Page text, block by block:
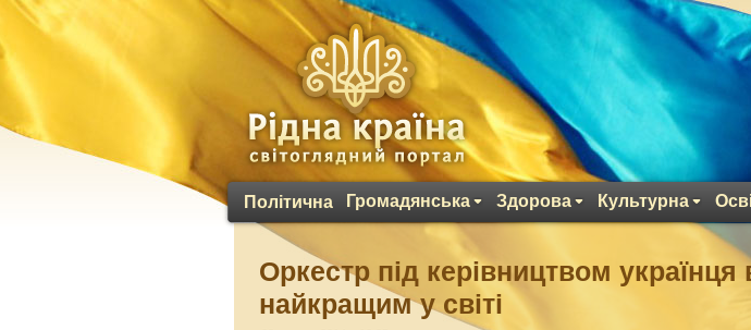
Політична Громадянська Здорова Культурна
Оркестр під керівництвом українця
найкращим у світі